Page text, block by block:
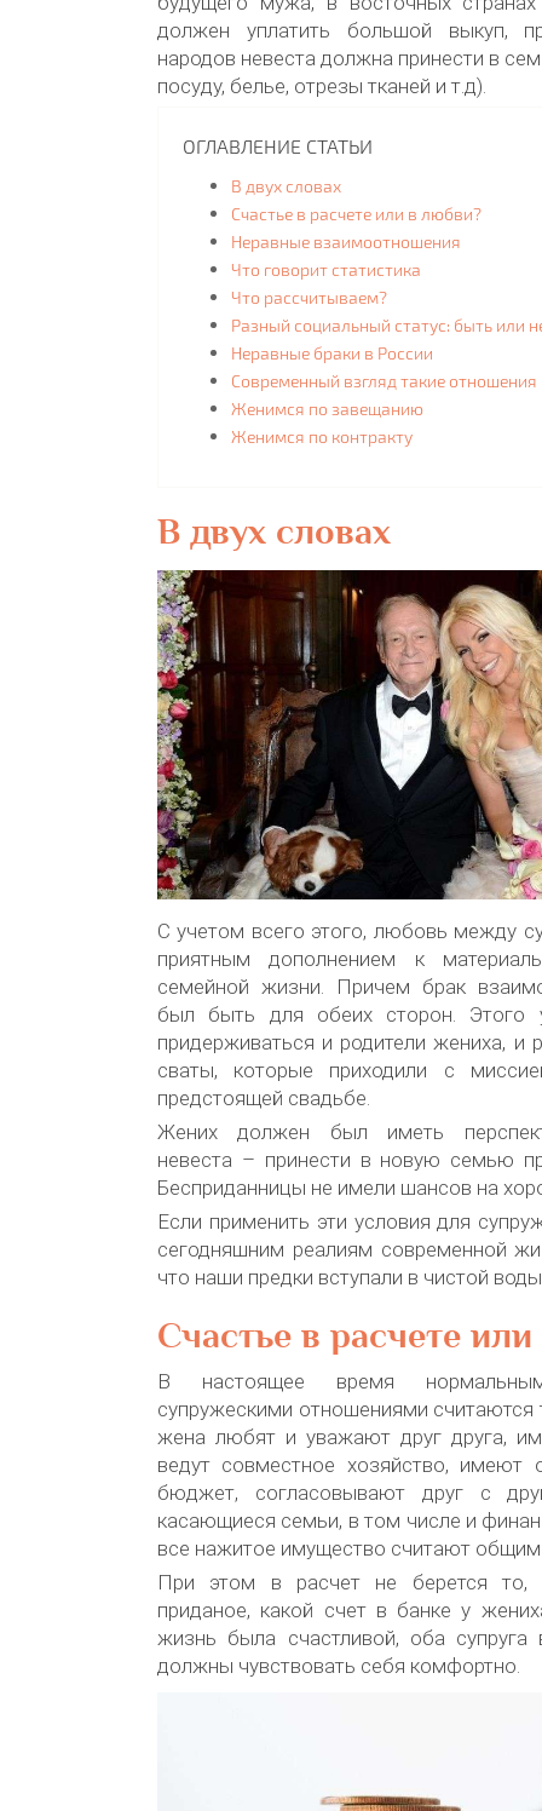
должен уплатить большой выкуп,
народов невеста должна принести в
посуду, белье, отрезы тканей и т.д).
ОГЛАВЛЕНИЕ СТАТЬИ
В двух словах
Счастье в расчете или в любви?
Неравные взаимоотношения
Что говорит статистика
Что рассчитываем?
Разный социальный статус: быть или
Неравные браки в России
Современный взгляд такие отношения
Женимся по завещанию
Женимся по контракту
В двух словах
С учетом всего этого, любовь между
приятным дополнением к
семейной жизни. Причем брак
был быть для обеих сторон. Этого
придерживаться и родители жениха, и
сваты, которые приходили с
предстоящей свадьбе.
Жених должен был иметь
невеста – принести в новую семью
Бесприданницы не имели шансов на
Если применить эти условия для
сегодняшним реалиям современной
что наши предки вступали в чистой
Счастье в расчете
В настоящее время
супружескими отношениями считаются
жена любят и уважают друг друга,
ведут совместное хозяйство, имеют
бюджет, согласовывают друг с
касающиеся семьи, в том числе и
все нажитое имущество считают
При этом в расчет не берется то,
приданое, какой счет в банке у
жизнь была счастливой, оба супруга
должны чувствовать себя комфортно.